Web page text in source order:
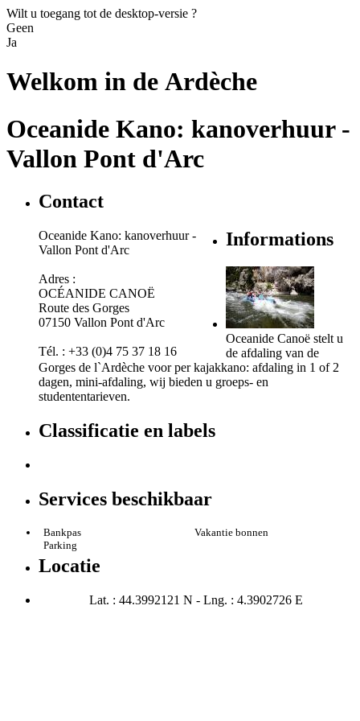
Wilt u toegang tot de desktop-versie ?
Geen
Ja
Welkom in de Ardèche
Oceanide Kano: kanoverhuur -
Vallon Pont d'Arc
Contact
Oceanide Kano: kanoverhuur -
Vallon Pont d'Arc
Adres :
OCÉANIDE CANOË
Route des Gorges
07150 Vallon Pont d'Arc
Tél. : +33 (0)4 75 37 18 16
Informations
Oceanide Canoë stelt u
de afdaling van de
Gorges de l`Ardèche voor per kajakkano: afdaling in 1 of 2
dagen, mini-afdaling, wij bieden u groeps- en
studententarieven.
Classificatie en labels
Services beschikbaar
Bankpas
Vakantie bonnen
Parking
Locatie
Lat. : 44.3992121 N - Lng. : 4.3902726 E